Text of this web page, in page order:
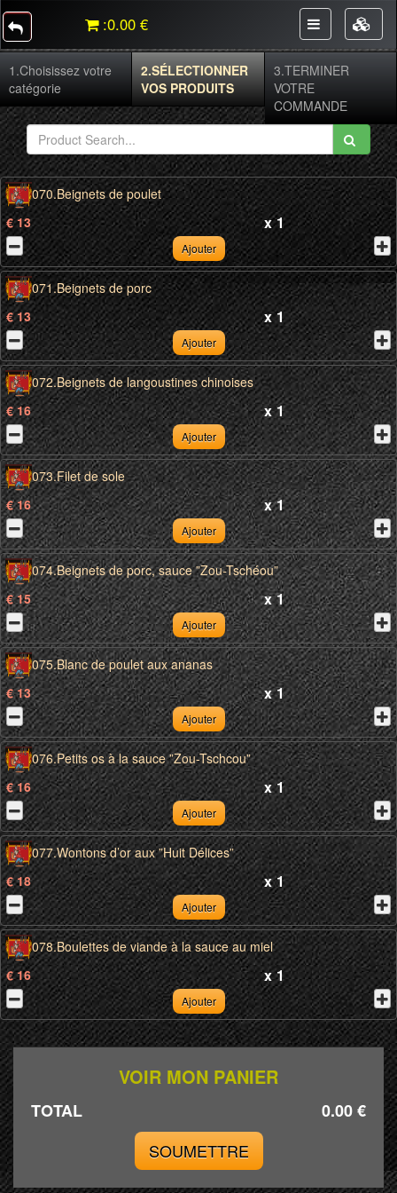
:0.00 €
1.Choisissez votre
catégorie
2.SÉLECTIONNER
VOS PRODUITS
3.TERMINER
VOTRE
COMMANDE
070.Beignets de poulet
€ 13
x 1
Ajouter
071.Beignets de porc
€ 13
x 1
Ajouter
072.Beignets de langoustines chinoises
€ 16
x 1
Ajouter
073.Filet de sole
€ 16
x 1
Ajouter
074.Beignets de porc, sauce ”Zou-Tschéou”
€ 15
x 1
Ajouter
075.Blanc de poulet aux ananas
€ 13
x 1
Ajouter
076.Petits os à la sauce ”Zou-Tschcou”
€ 16
x 1
Ajouter
077.Wontons d’or aux ”Huit Délices”
€ 18
x 1
Ajouter
078.Boulettes de viande à la sauce au miel
€ 16
x 1
Ajouter
VOIR MON PANIER
TOTAL
0.00 €
SOUMETTRE